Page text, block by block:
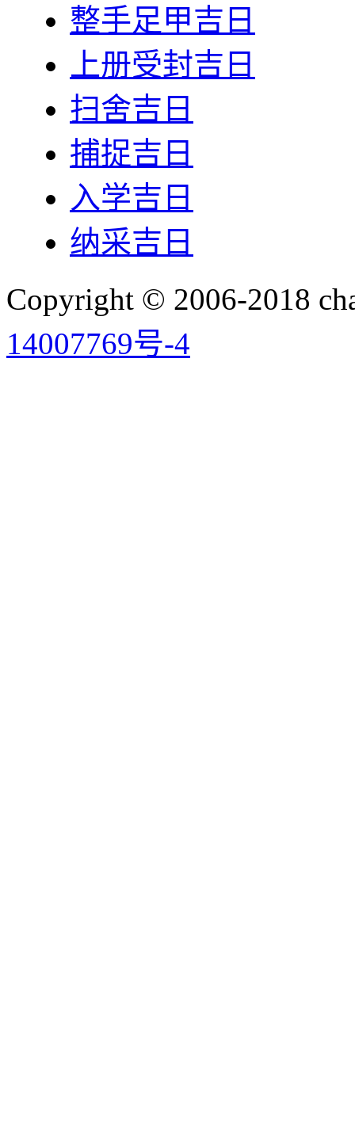
整手足甲吉日
上册受封吉日
扫舍吉日
捕捉吉日
入学吉日
纳采吉日
Copyright © 2006-2018
14007769号-4